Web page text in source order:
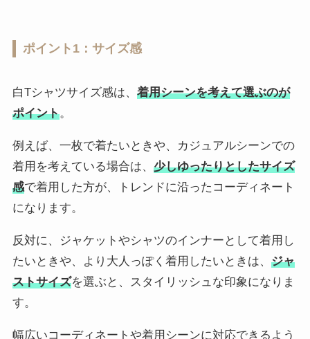
ポイント1：サイズ感
白Tシャツサイズ感は、 着用シーンを考えて選ぶのが
ポイント。
例えば、一枚で着たいときや、カジュアルシーンでの
着用を考えている場合は、 少しゆったりとしたサイズ
感で着用した方が、トレンドに沿ったコーディネート
になります。
反対に、ジャケットやシャツのインナーとして着用し
たいときや、より大人っぽく着用したいときは、 ジャ
ストサイズを選ぶと、スタイリッシュな印象になりま
す。
幅広いコーディネートや着用シーンに対応できるよう